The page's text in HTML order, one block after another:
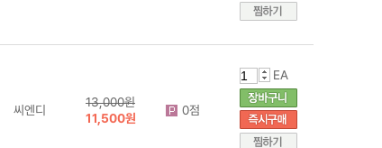
씨엔디
13,000원
11,500원
0점
EA